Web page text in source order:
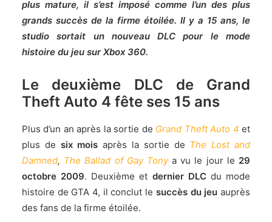
plus mature, il s’est imposé comme l’un des plus
grands succès de la firme étoilée. Il y a 15 ans, le
studio sortait un nouveau DLC pour le mode
histoire du jeu sur Xbox 360.
Le deuxième DLC de Grand
Theft Auto 4 fête ses 15 ans
Plus d’un an après la sortie de Grand Theft Auto 4 et
plus de six mois après la sortie de The Lost and
Damned, The Ballad of Gay Tonya vu le jour le 29
octobre 2009. Deuxième et dernier DLCdu mode
histoire de GTA 4, il conclut le succès du jeu auprès
des fans de la firme étoilée.